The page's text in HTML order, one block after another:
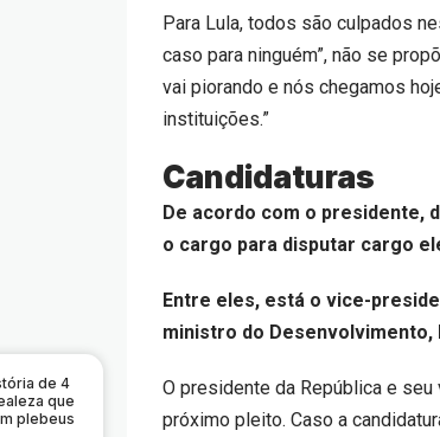
de 4
que
plebeus
Para Lula, todos são culpados
caso para ninguém”, não se
vai piorando e nós chegamos
instituições.”
Candidaturas
De acordo com o presidente,
o cargo para disputar cargo
Entre eles, está o vice-
ministro do
O presidente da República e
próximo pleito. Caso a